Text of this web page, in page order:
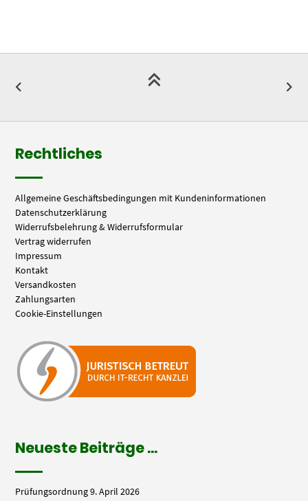
Rechtliches
Allgemeine Geschäftsbedingungen mit Kundeninformationen
Datenschutzerklärung
Widerrufsbelehrung & Widerrufsformular
Vertrag widerrufen
Impressum
Kontakt
Versandkosten
Zahlungsarten
Cookie-Einstellungen
Neueste Beiträge …
Prüfungsordnung9. April 2026